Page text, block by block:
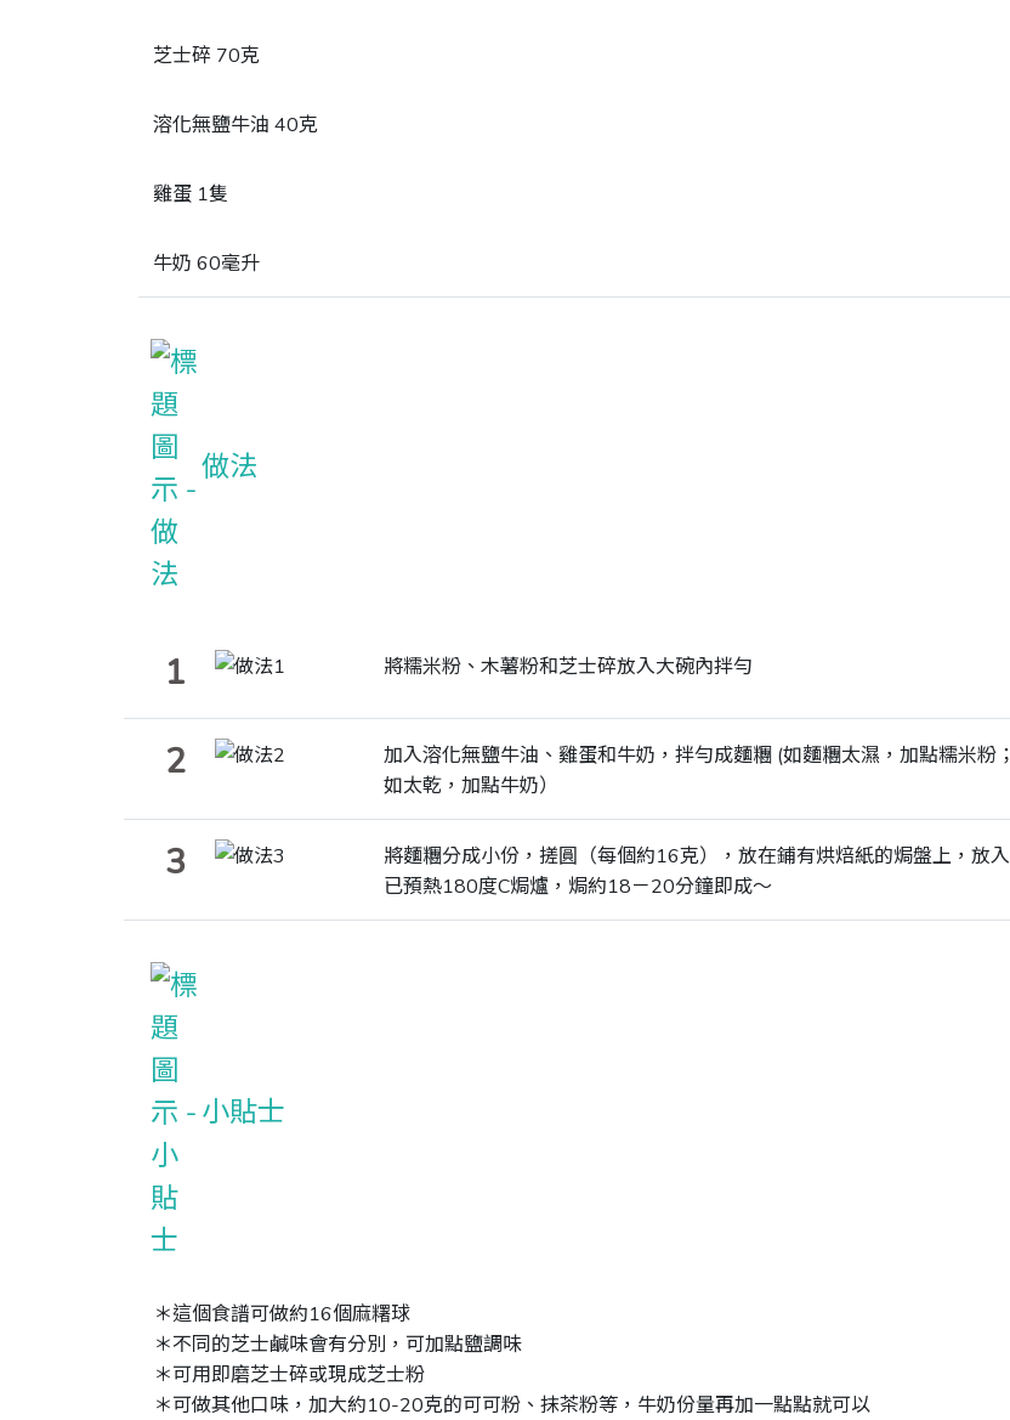
芝士碎 70克
溶化無鹽牛油 40克
雞蛋 1隻
牛奶 60毫升
做法
1 將糯米粉、木薯粉和芝士碎放入大碗內拌勻
2
加入溶化無鹽牛油、雞蛋和牛奶，拌勻成麵糰 (如麵糰太濕，加點糯米粉；
如太乾，加點牛奶）
3
將麵糰分成小份，搓圓（每個約16克），放在鋪有烘焙紙的焗盤上，放入
已預熱180度C焗爐，焗約18－20分鐘即成～
小貼士
＊這個食譜可做約16個麻糬球
＊不同的芝士鹹味會有分別，可加點鹽調味
＊可用即磨芝士碎或現成芝士粉
＊可做其他口味，加大約10-20克的可可粉、抹茶粉等，牛奶份量再加一點點就可以